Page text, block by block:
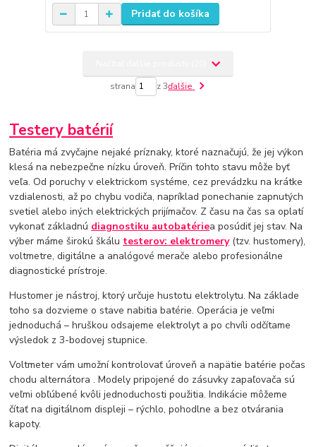
Pridať do košíka
strana z 3ďalšie
Testery batérií
Batéria má zvyčajne nejaké príznaky, ktoré naznačujú, že jej výkon
klesá na nebezpečne nízku úroveň. Príčin tohto stavu môže byť
veľa. Od poruchy v elektrickom systéme, cez prevádzku na krátke
vzdialenosti, až po chybu vodiča, napríklad ponechanie zapnutých
svetiel alebo iných elektrických prijímačov. Z času na čas sa oplatí
vykonať základnú diagnostiku autobatériea posúdiť jej stav. Na
výber máme širokú škálu testerov: elektromery(tzv. hustomery),
voltmetre, digitálne a analógové merače alebo profesionálne
diagnostické prístroje.
Hustomer je nástroj, ktorý určuje hustotu elektrolytu. Na základe
toho sa dozvieme o stave nabitia batérie. Operácia je veľmi
jednoduchá – hruškou odsajeme elektrolyt a po chvíli odčítame
výsledok z 3-bodovej stupnice.
Voltmeter vám umožní kontrolovať úroveň a napätie batérie počas
chodu alternátora . Modely pripojené do zásuvky zapaľovača sú
veľmi obľúbené kvôli jednoduchosti použitia. Indikácie môžeme
čítať na digitálnom displeji – rýchlo, pohodlne a bez otvárania
kapoty.